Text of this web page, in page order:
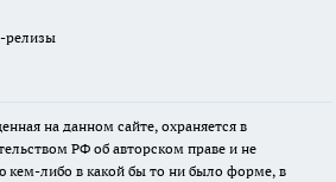
релизы
на данном сайте, охраняется в
РФ об авторском праве и не
кем-либо в какой бы то ни было форме, в